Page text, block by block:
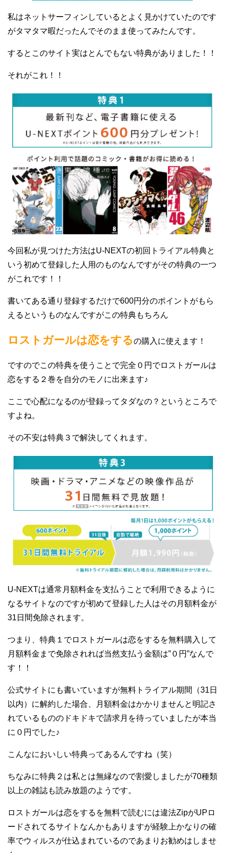
私はネットサーフィンしているとよく見かけていたのです
がタマタマ暇だったんでそのまま使ってみたんです。
するとこのサイト実はとんでもない特典がありました！！
それがこれ！！
今回私が見つけた方法はU-NEXTの初回トライアル特典と
いう初めて登録した人用のものなんですがその特典の一つ
がこれです！！
書いてある通り登録するだけで600円分のポイントがもら
えるというものなんですがこの特典もちろん
ロストガールは恋をするの購入に使えます！
ですのでこの特典を使うことで完全０円でロストガールは
恋をする２巻を自分のモノに出来ます♪
ここで心配になるのが登録ってタダなの？というところで
すよね。
その不安は特典３で解決してくれます。
U-NEXTは通常月額料金を支払うことで利用できるように
なるサイトなのですが初めて登録した人はその月額料金が
31日間免除されます。
つまり、特典１でロストガールは恋をするを無料購入して
月額料金まで免除されれば当然支払う金額は”０円”なんで
す！！
公式サイトにも書いていますが無料トライアル期間（31日
以内）に解約した場合、月額料金はかかりませんと明記さ
れているもののドキドキで請求月を待っていましたが本当
に０円でした♪
こんなにおいしい特典ってあるんですね（笑）
ちなみに特典２は私とは無縁なので割愛しましたが70種類
以上の雑誌も読み放題のようです。
ロストガールは恋をするを無料で読むには違法ZipがUPロ
ードされてるサイトなんかもありますが経験上かなりの確
率でウィルスが仕込まれているのであまりお勧めはしませ